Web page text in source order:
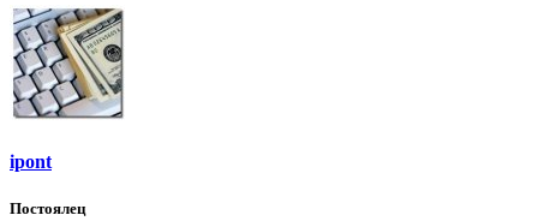
ipont
Постоялец